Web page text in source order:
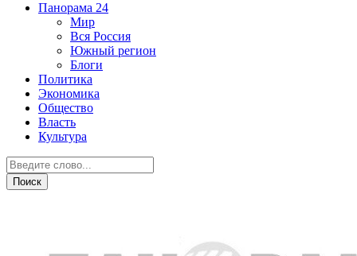
Панорама 24
Мир
Вся Россия
Южный регион
Блоги
Политика
Экономика
Общество
Власть
Культура